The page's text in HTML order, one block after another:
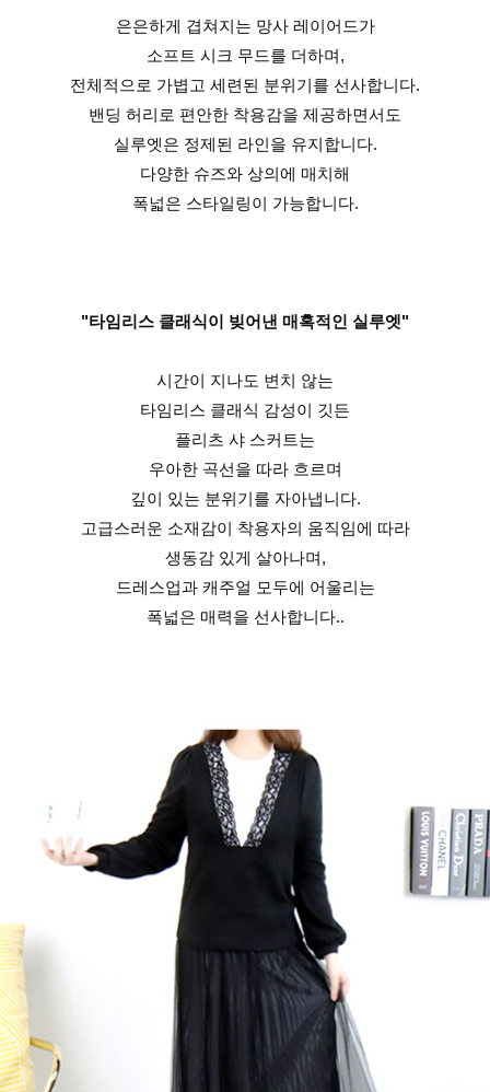
은은하게 겹쳐지는 망사 레이어드가
소프트 시크 무드를 더하며,
전체적으로 가볍고 세련된 분위기를 선사합니다.
밴딩 허리로 편안한 착용감을 제공하면서도
실루엣은 정제된 라인을 유지합니다.
다양한 슈즈와 상의에 매치해
폭넓은 스타일링이 가능합니다.
"타임리스 클래식이 빚어낸 매혹적인 실루엣"
시간이 지나도 변치 않는
타임리스 클래식 감성이 깃든
플리츠 샤 스커트는
우아한 곡선을 따라 흐르며
깊이 있는 분위기를 자아냅니다.
고급스러운 소재감이 착용자의 움직임에 따라
생동감 있게 살아나며,
드레스업과 캐주얼 모두에 어울리는